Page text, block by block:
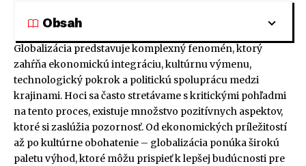
Obsah
Globalizácia predstavuje komplexný fenomén, ktorý
zahŕňa ekonomickú integráciu, kultúrnu výmenu,
technologický pokrok a politickú spoluprácu medzi
krajinami. Hoci sa často stretávame s kritickými pohľadmi
na tento proces, existuje množstvo pozitívnych aspektov,
ktoré si zaslúžia pozornosť. Od ekonomických príležitostí
až po kultúrne obohatenie – globalizácia ponúka širokú
paletu výhod, ktoré môžu prispieť k lepšej budúcnosti pre